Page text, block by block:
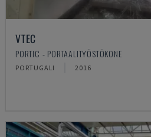
VTEC
PORTIC - PORTAALITYÖSTÖKONE
PORTUGALI 2016